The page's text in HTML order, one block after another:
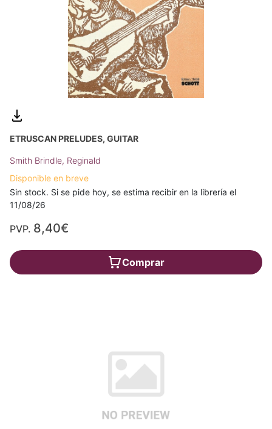
ETRUSCAN PRELUDES, GUITAR
Smith Brindle, Reginald
Disponible en breve
Sin stock. Si se pide hoy, se estima recibir en la librería el
11/08/26
PVP. 8,40€
Comprar